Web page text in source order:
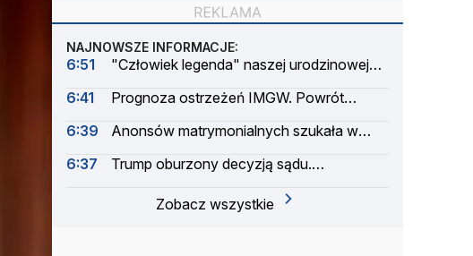
NAJNOWSZE INFORMACJE:
6:51
"Człowiek legenda" naszej urodzinowej
6:41
Prognoza ostrzeżeń IMGW. Powrót
6:39
Anonsów matrymonialnych szukała w
nasenny
6:37
Trump oburzony decyzją sądu.
Zobacz wszystkie